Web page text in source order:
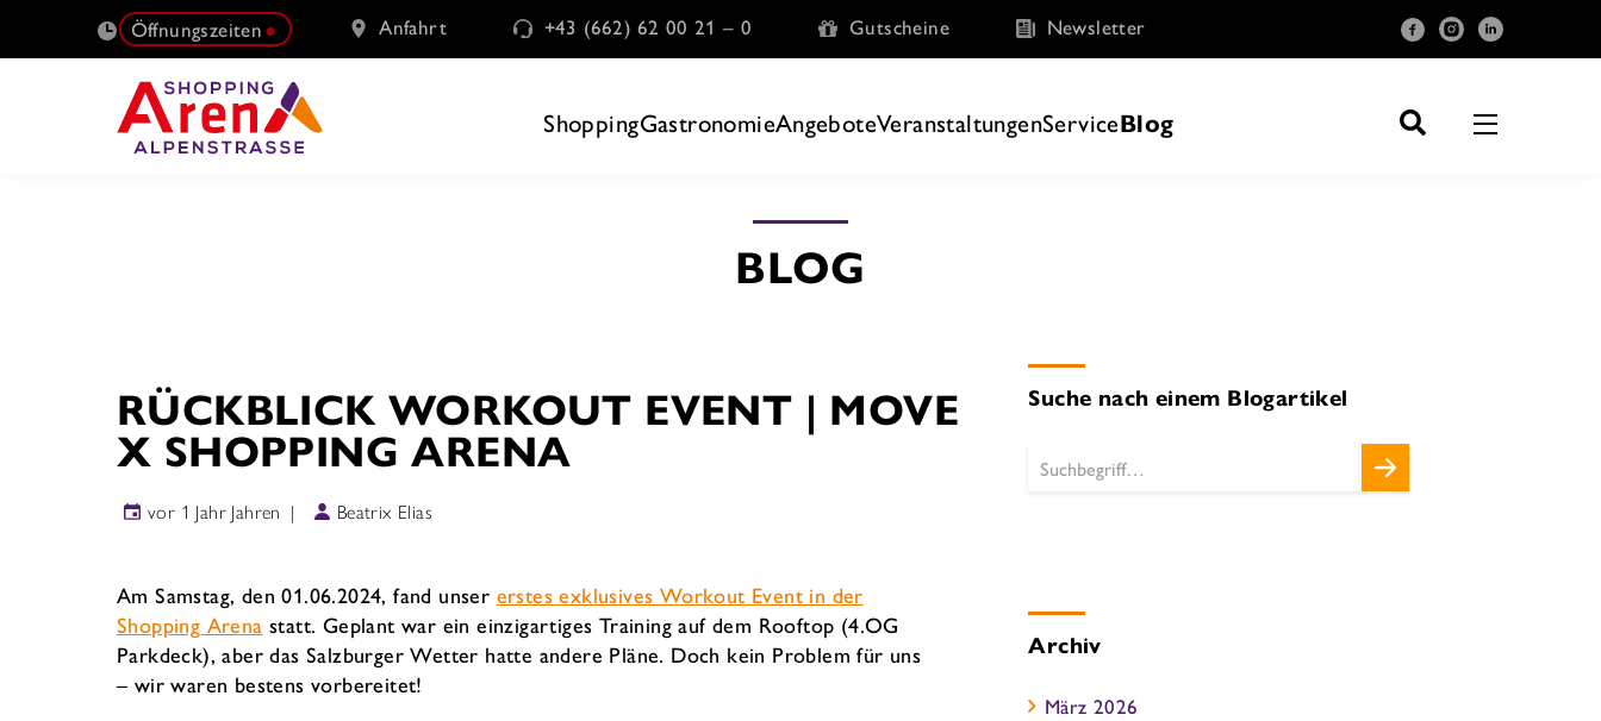
Öffnungszeiten Anfahrt +43 (662) 62 00 21 – 0 Gutscheine Newsletter
ShoppingGastronomieAngeboteVeranstaltungenServiceBlog
BLOG
RÜCKBLICK WORKOUT EVENT | MOVE
X SHOPPING ARENA
vor 1 Jahr Jahren Beatrix Elias
Am Samstag, den 01.06.2024, fand unser erstes exklusives Workout Event in der
Shopping Arena statt. Geplant war ein einzigartiges Training auf dem Rooftop (4.OG
Parkdeck), aber das Salzburger Wetter hatte andere Pläne. Doch kein Problem für uns
– wir waren bestens vorbereitet!
Suche nach einem Blogartikel
Archiv
März 2026